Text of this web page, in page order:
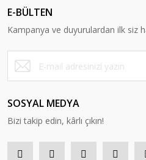
E-BÜLTEN
Kampanya ve duyurulardan ilk siz
SOSYAL MEDYA
Bizi takip edin, kârlı çıkın!